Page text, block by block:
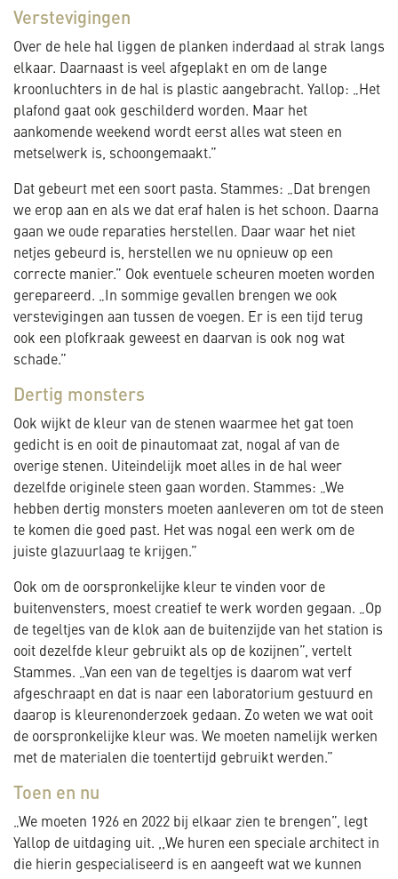
Verstevigingen
Over de hele hal liggen de planken inderdaad al strak langs
elkaar. Daarnaast is veel afgeplakt en om de lange
kroonluchters in de hal is plastic aangebracht. Yallop: „Het
plafond gaat ook geschilderd worden. Maar het
aankomende weekend wordt eerst alles wat steen en
metselwerk is, schoongemaakt.”
Dat gebeurt met een soort pasta. Stammes: „Dat brengen
we erop aan en als we dat eraf halen is het schoon. Daarna
gaan we oude reparaties herstellen. Daar waar het niet
netjes gebeurd is, herstellen we nu opnieuw op een
correcte manier.” Ook eventuele scheuren moeten worden
gerepareerd. „In sommige gevallen brengen we ook
verstevigingen aan tussen de voegen. Er is een tijd terug
ook een plofkraak geweest en daarvan is ook nog wat
schade.”
Dertig monsters
Ook wijkt de kleur van de stenen waarmee het gat toen
gedicht is en ooit de pinautomaat zat, nogal af van de
overige stenen. Uiteindelijk moet alles in de hal weer
dezelfde originele steen gaan worden. Stammes: „We
hebben dertig monsters moeten aanleveren om tot de steen
te komen die goed past. Het was nogal een werk om de
juiste glazuurlaag te krijgen.”
Ook om de oorspronkelijke kleur te vinden voor de
buitenvensters, moest creatief te werk worden gegaan. „Op
de tegeltjes van de klok aan de buitenzijde van het station is
ooit dezelfde kleur gebruikt als op de kozijnen”, vertelt
Stammes. „Van een van de tegeltjes is daarom wat verf
afgeschraapt en dat is naar een laboratorium gestuurd en
daarop is kleurenonderzoek gedaan. Zo weten we wat ooit
de oorspronkelijke kleur was. We moeten namelijk werken
met de materialen die toentertijd gebruikt werden.”
Toen en nu
„We moeten 1926 en 2022 bij elkaar zien te brengen”, legt
Yallop de uitdaging uit. ,,We huren een speciale architect in
die hierin gespecialiseerd is en aangeeft wat we kunnen